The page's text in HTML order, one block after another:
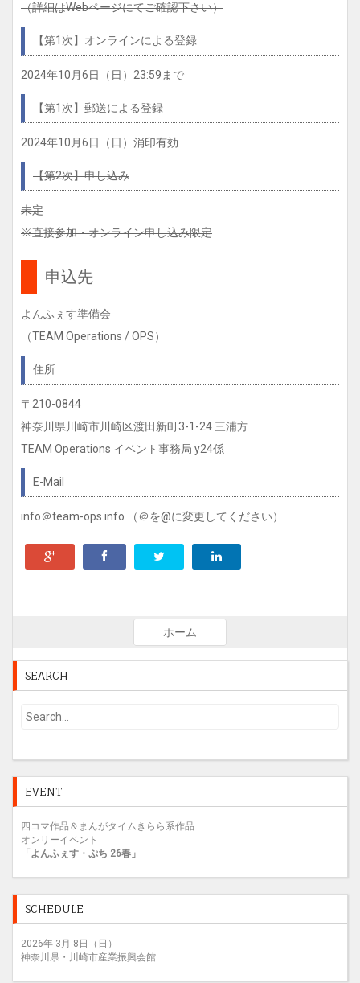
（詳細はWebページにてご確認下さい）
【第1次】オンラインによる登録
2024年10月6日（日）23:59まで
【第1次】郵送による登録
2024年10月6日（日）消印有効
【第2次】申し込み
未定
※直接参加・オンライン申し込み限定
申込先
よんふぇす準備会
（TEAM Operations / OPS）
住所
〒210-0844
神奈川県川崎市川崎区渡田新町3-1-24 三浦方
TEAM Operations イベント事務局 y24係
E-Mail
info＠team-ops.info （＠を@に変更してください）
ホーム
SEARCH
EVENT
四コマ作品＆まんがタイムきらら系作品
オンリーイベント
「よんふぇす・ぷち 26春」
SCHEDULE
2026年 3月 8日（日）
神奈川県・川崎市産業振興会館